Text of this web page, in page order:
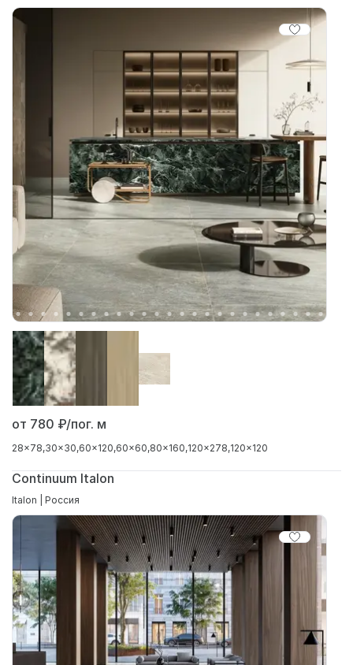
от 780 ₽/пог. м
28x78 30x30 60x120 60x60 80x160 120x278 120x120
Continuum Italon
Italon | Россия